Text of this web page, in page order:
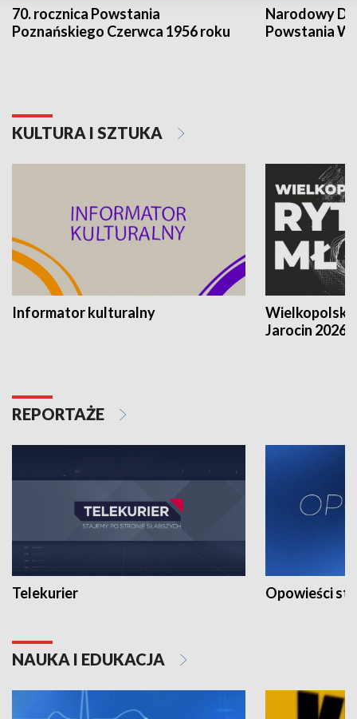
70. rocznica Powstania
Poznańskiego Czerwca 1956 roku
Narodowy
Powstania
KULTURA I SZTUKA
Informator kulturalny
Jarocin 2026
REPORTAŻE
Telekurier Opowieści
NAUKA I EDUKACJA